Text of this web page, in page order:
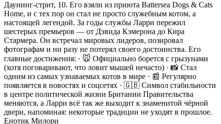
Даунинг-стрит, 10. Его взяли из приюта Battersea Dogs & Cats
Home, и с тех пор он стал не просто служебным котом, а
настоящей легендой. За годы службы Ларри пережил
шестерых премьеров — от Дэвида Кэмерона до Кира
Стармера. Он встречал мировых лидеров, позировал
фотографам и ни разу не потерял своего достоинства. Его
главные достижения: · 🐭 Официально борется с грызунами
(хотя поговаривают, что ловит мышей нечасто) · 📸 Стал
одним из самых узнаваемых котов в мире · 📰 Регулярно
появляется в новостях и соцсетях · 🇬🇧 Символ стабильности
в центре политической жизни Британии Правительства
меняются, а Ларри всё так же выходит к знаменитой чёрной
двери, напоминая: некоторые традиции не уходят в прошлое.
Енотик Милори